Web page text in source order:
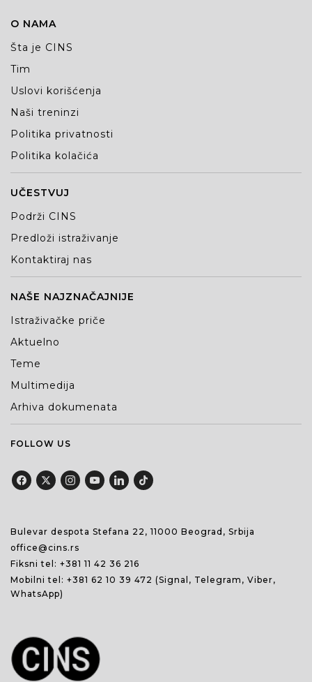
O NAMA
Šta je CINS
Tim
Uslovi korišćenja
Naši treninzi
Politika privatnosti
Politika kolačića
UČESTVUJ
Podrži CINS
Predloži istraživanje
Kontaktiraj nas
NAŠE NAJZNAČAJNIJE
Istraživačke priče
Aktuelno
Teme
Multimedija
Arhiva dokumenata
FOLLOW US
Bulevar despota Stefana 22, 11000 Beograd, Srbija
office@cins.rs
Fiksni tel: +381 11 42 36 216
Mobilni tel: +381 62 10 39 472 (Signal, Telegram, Viber,
WhatsApp)